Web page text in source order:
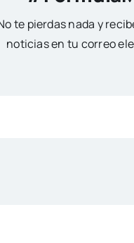
te pierdas nada y
noticias en tu correo